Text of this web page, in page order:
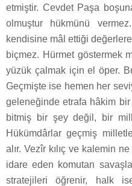
etmiştir. Cevdet Paşa
olmuştur hükmünü
kendisine mâl ettiği
biçmez. Hürmet göstermek
yüzük çalmak için el öper.
Geçmişte ise hemen her
geleneğinde etrafa hâkim
bitmiş bir şey değil, bir
Hükümdârlar geçmiş
alır. Vezîr kılıç ve kalemin
idare eden komutan
stratejileri öğrenir, halk